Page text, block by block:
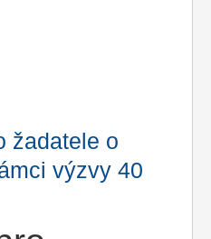
žadatele o
výzvy 40